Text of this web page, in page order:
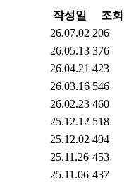
작성일
조회
26.07.02 206
26.05.13 376
26.04.21 423
26.03.16 546
26.02.23 460
25.12.12 518
25.12.02 494
25.11.26 453
25.11.06 437